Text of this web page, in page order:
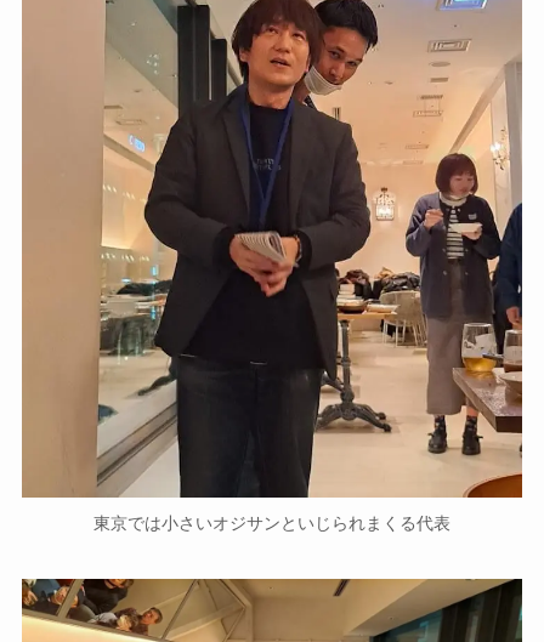
東京では小さいオジサンといじられまくる代表